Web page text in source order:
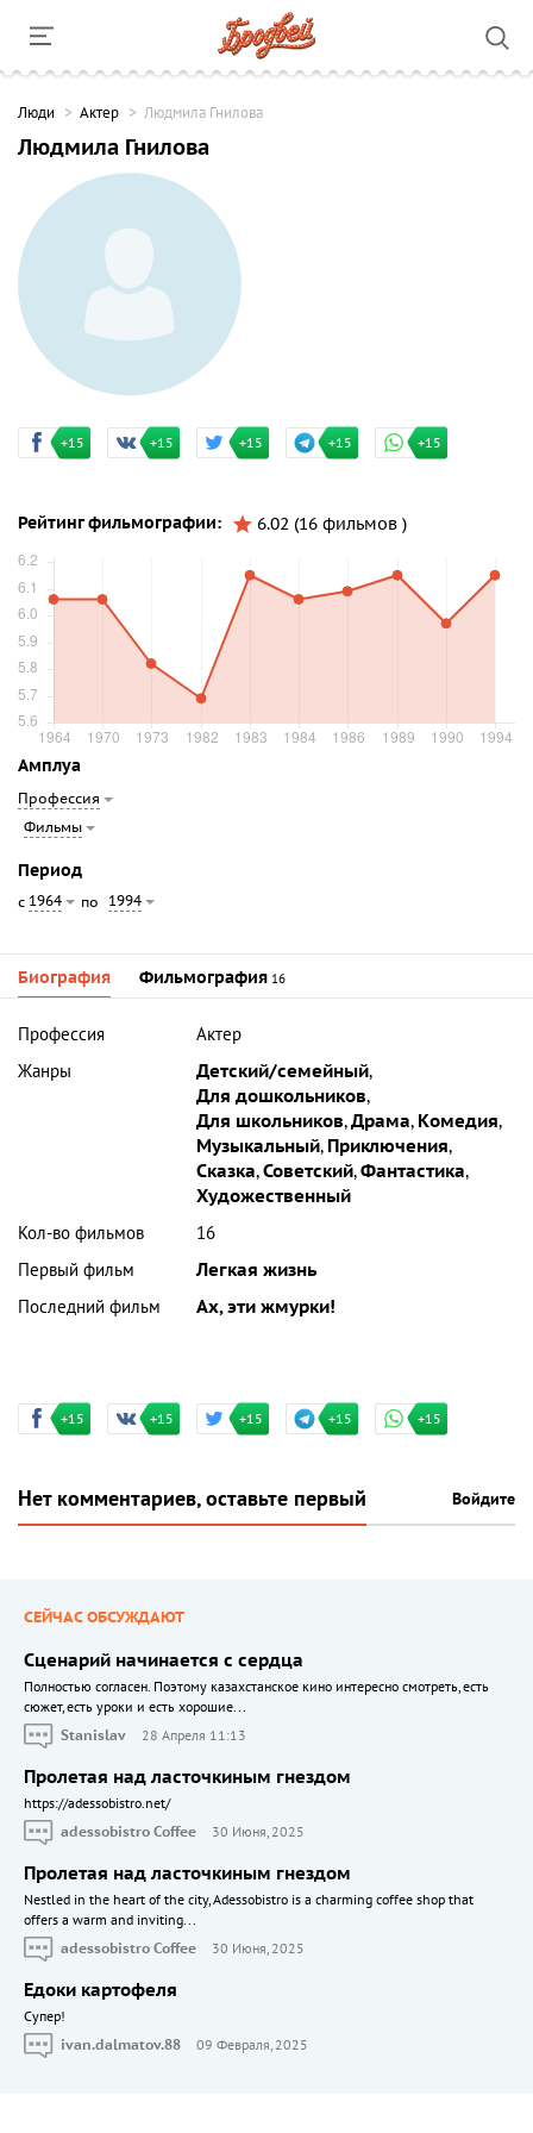
Люди Актер Людмила Гнилова
Людмила Гнилова
+15 +15 +15 +15 +15
Рейтинг фильмографии: 6.02 (16 фильмов )
Амплуа
Профессия
Фильмы
Период
с 1964 по 1994
Биография Фильмография 16
Профессия
Актер
Жанры
Детский/семейный,
Для дошкольников,
Для школьников,Драма, Комедия,
Музыкальный, Приключения,
Сказка,Советский,Фантастика,
Художественный
Кол-во фильмов
16
Первый фильм
Легкая жизнь
Последний фильм
Ах, эти жмурки!
+15 +15 +15 +15 +15
Нет комментариев, оставьте первый Войдите
СЕЙЧАС ОБСУЖДАЮТ
Сценарий начинается с сердца
Полностью согласен. Поэтому казахстанское кино интересно смотреть, есть
сюжет, есть уроки и есть хорошие...
Stanislav
28 Апреля 11:13
Пролетая над ласточкиным гнездом
https://adessobistro.net/
adessobistro Coffee
30 Июня, 2025
Пролетая над ласточкиным гнездом
Nestled in the heart of the city, Adessobistro is a charming coffee shop that
offers a warm and inviting...
adessobistro Coffee
30 Июня, 2025
Едоки картофеля
Cупер!
ivan.dalmatov.88
09 Февраля, 2025